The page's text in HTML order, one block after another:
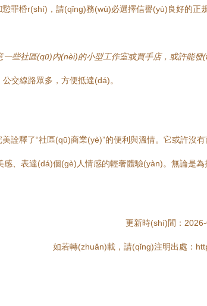
愂罪棔r(shí)，請(qǐng)務(wù)必選擇信譽(yù)良好的
一些社區(qū)內(nèi)的小型工作室或買手店，或許能
交線路眾多，方便抵達(dá)。
詮釋了“社區(qū)商業(yè)”的便利與溫情。它或許
、表達(dá)個(gè)人情感的輕奢體驗(yàn)。無論是
更新時(shí)間：
如若轉(zhuǎn)載，請(qǐng)注明出處：